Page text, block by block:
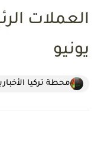
يونيو
محطة تركيا